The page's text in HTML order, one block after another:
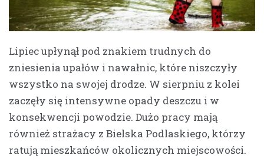
Lipiec upłynął pod znakiem trudnych do
zniesienia upałów i nawałnic, które niszczyły
wszystko na swojej drodze. W sierpniu z kolei
zaczęły się intensywne opady deszczu i w
konsekwencji powodzie. Dużo pracy mają
również strażacy z Bielska Podlaskiego, którzy
ratują mieszkańców okolicznych miejscowości.